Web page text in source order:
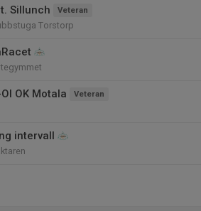
Sillunch Veteran
Torstorp
OK Motala Veteran
intervall